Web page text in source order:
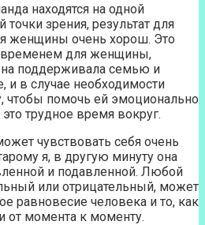
находятся на одной
зрения, результат для
женщины очень хорош. Это
для женщины,
поддерживала семью и
и в случае необходимости
чтобы помочь ей эмоционально
трудное время вокруг.
чувствовать себя очень
я, в другую минуту она
и подавленной. Любой
или отрицательный, может
равновесие человека и то, как
от момента к моменту.